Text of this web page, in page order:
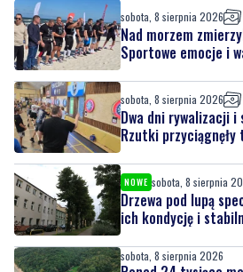
sobota, 8 sierpnia 2026
Dwa dni rywalizacji i
NOWE sobota, 8 sierpnia
Drzewa pod lupą
sobota, 8 sierpnia 2026
Ponad 24 tysiące
nowych terenów
przestrzeń do